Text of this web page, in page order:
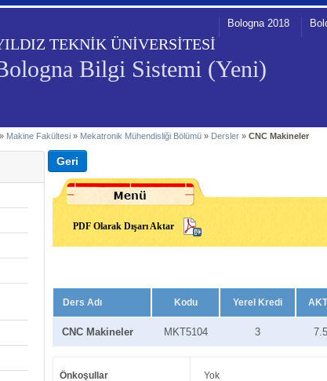
TEKNİK ÜNİVERSİTESİ
Bilgi Sistemi (Yeni)
Bologna 2018
» Makine Fakültesi» Mekatronik Mühendisliği Bölümü » Dersler »CNC Makineler
PDF Olarak Dışarı Aktar
Ders Adı Kodu Yerel Kredi
CNC Makineler MKT5104 3 7.5
Önkoşullar Yok